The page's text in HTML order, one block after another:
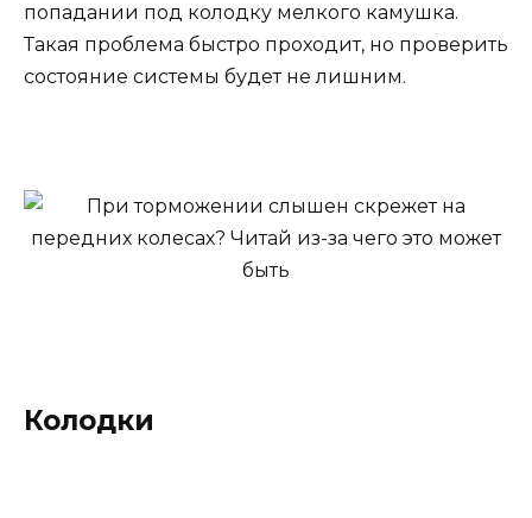
попадании под колодку мелкого камушка.
Такая проблема быстро проходит, но проверить
состояние системы будет не лишним.
Колодки